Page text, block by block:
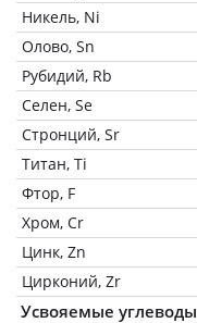
Никель, Ni
Олово, Sn
Рубидий, Rb
Селен, Se
Стронций, Sr
Титан, Ti
Фтор, F
Хром, Cr
Цинк, Zn
Цирконий, Zr
Усвояемые углеводы